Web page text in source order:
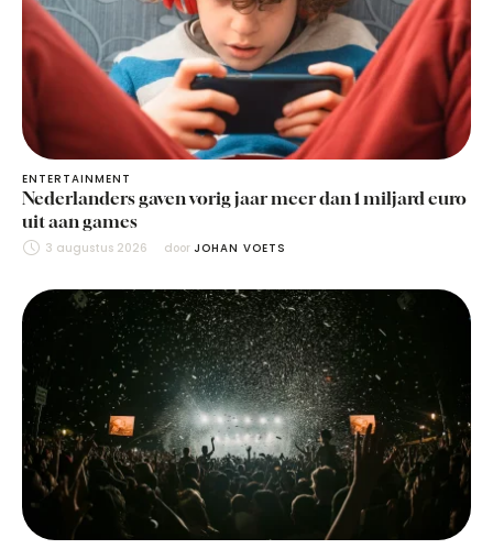
ENTERTAINMENT
Nederlanders gaven vorig jaar meer dan 1 miljard euro
uit aan games
3 augustus 2026 door JOHAN VOETS